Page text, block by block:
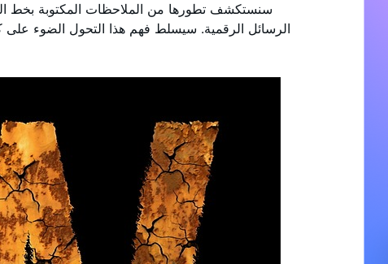
سنستكشف تطورها من الملاحظات المكتوبة بخط
الرسائل الرقمية. سيسلط فهم هذا التحول الضوء على